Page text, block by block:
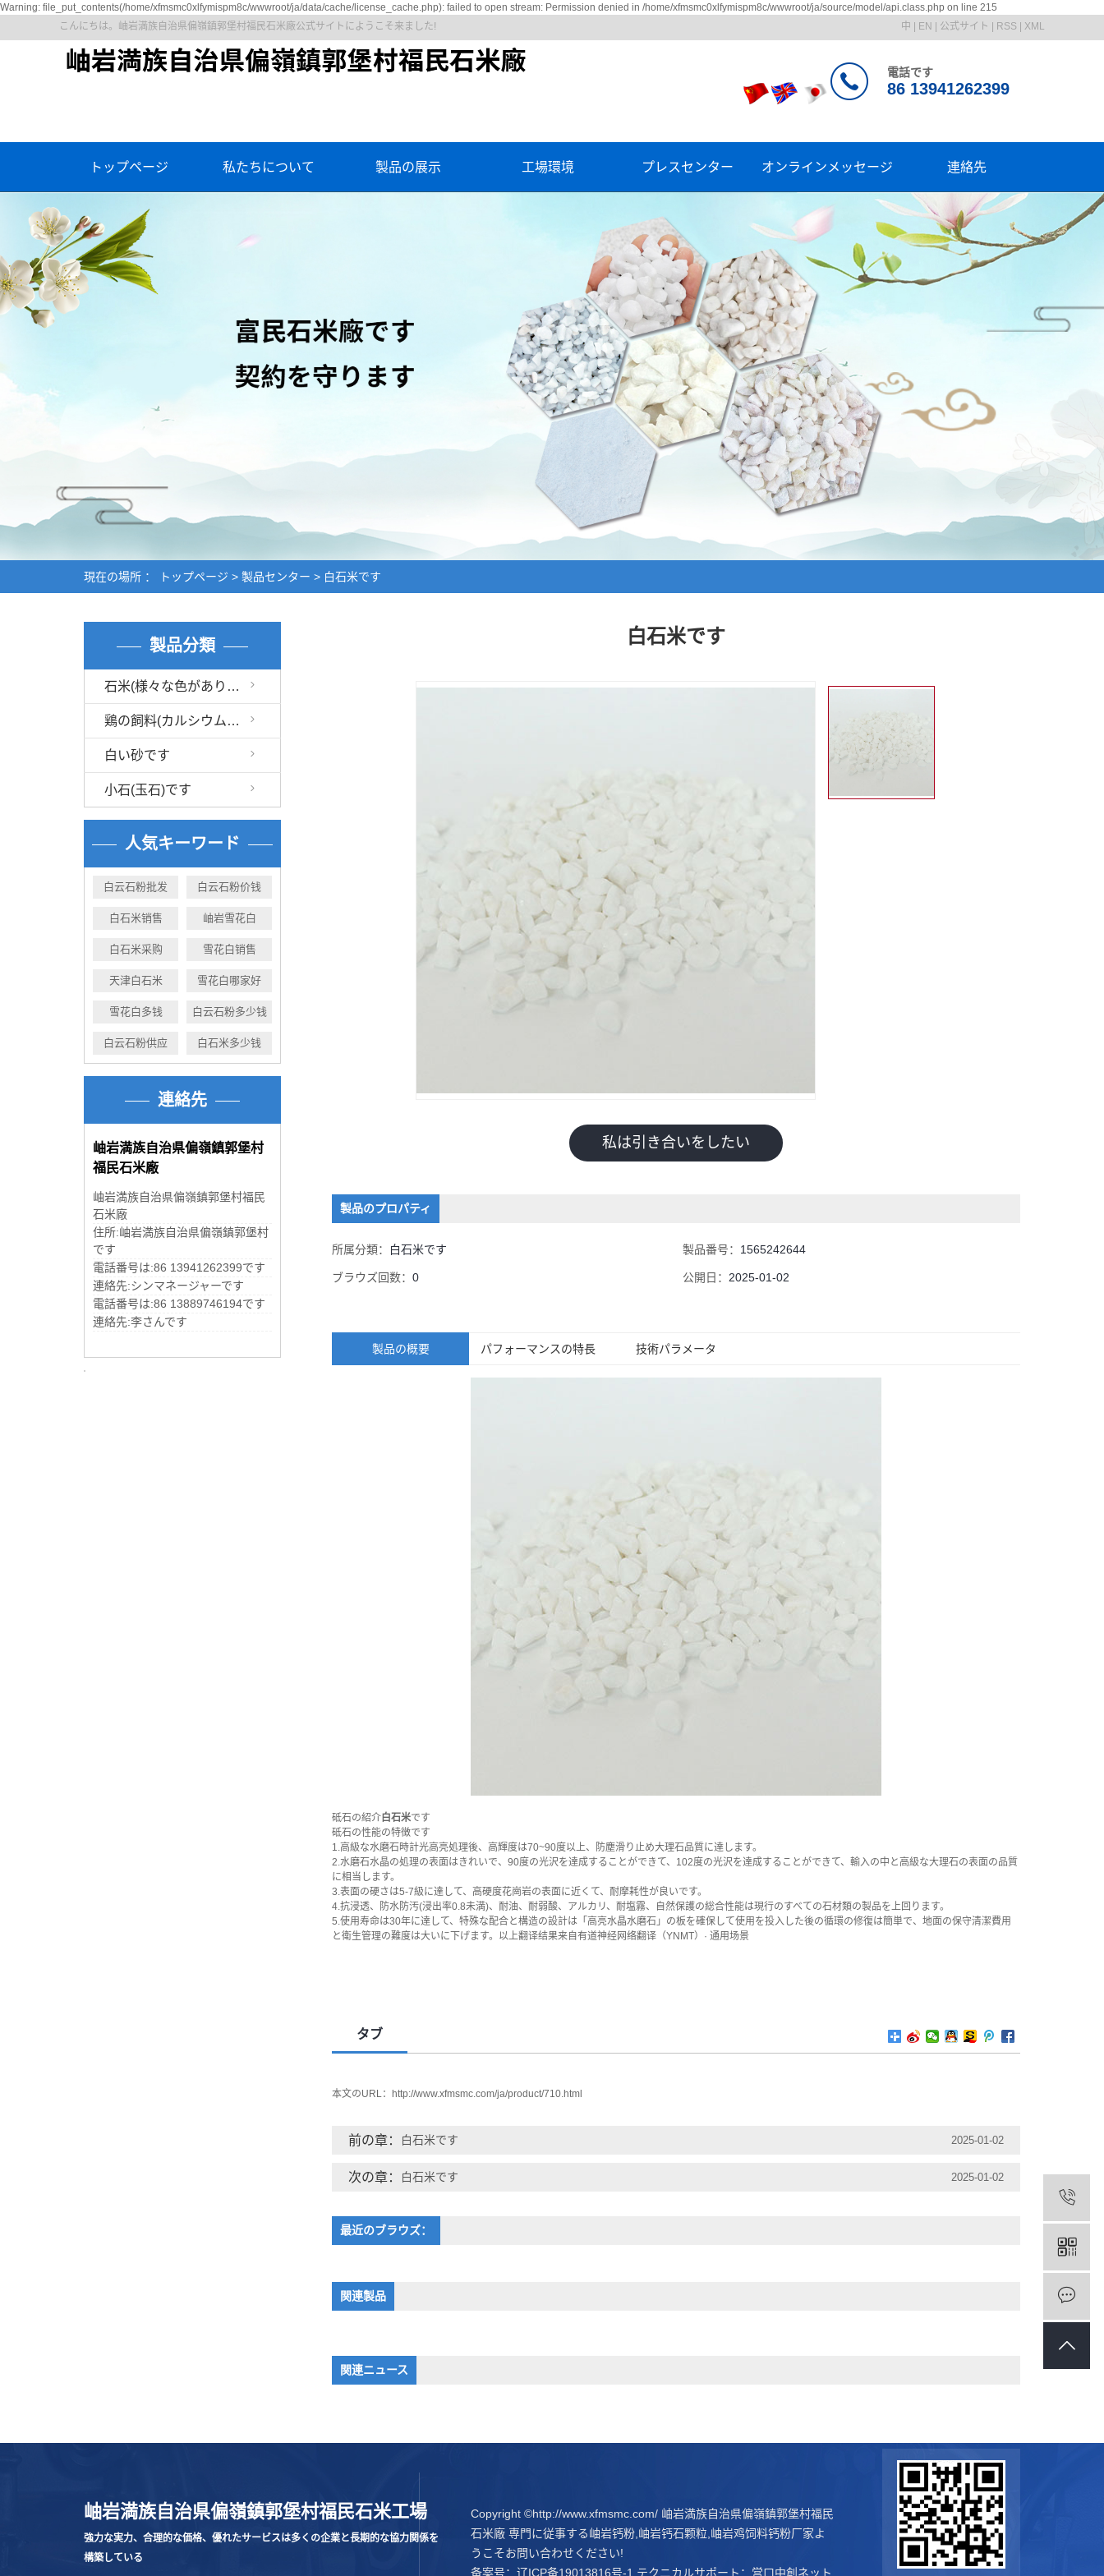
Warning: file_put_contents(/home/xfmsmc0xlfymispm8c/wwwroot/ja/data/cache/license_cache.php): failed to open stream: Permission denied in /home/xfmsmc0xlfymispm8c/wwwroot/ja/source/model/api.class.php on line 215
こんにちは。岫岩満族自治県偏嶺鎮郭堡村福民石米廠公式サイトにようこそ来ました!
中 EN 公式サイト RSS XML
電話です
86 13941262399
トップページ 私たちについて
企業文化
製品の展示
黄石米
红石米
鹅卵石（球石）
工場環境 プレスセンター
行业资讯
技术资讯
オンラインメッセージ 連絡先
現在の場所 ： トップページ > 製品センター > 白石米です
製品分類
石米(様々な色があります)
鶏の飼料(カルシウムの粉、粒カルシウム)です。
白い砂です
小石(玉石)です
人気キーワード
白云石粉批发 白云石粉价钱
白石米销售 岫岩雪花白
白石米采购 雪花白销售
天津白石米 雪花白哪家好
雪花白多钱 白云石粉多少钱
白云石粉供应 白石米多少钱
連絡先
岫岩満族自治県偏嶺鎮郭堡村
福民石米廠
岫岩満族自治県偏嶺鎮郭堡村福民
石米廠
住所:岫岩満族自治県偏嶺鎮郭堡村
です
電話番号は:86 13941262399です
連絡先:シンマネージャーです
電話番号は:86 13889746194です
連絡先:李さんです
白石米です
私は引き合いをしたい
製品のプロパティ
所属分類： 白石米です 製品番号： 1565242644
ブラウズ回数： 0 公開日： 2025-01-02
製品の概要 パフォーマンスの特長 技術パラメータ
砥石の紹介白石米です
砥石の性能の特徴です
1.高級な水磨石時計光高亮処理後、高輝度は70~90度以上、防塵滑り止め大理石品質に達します。
2.水磨石水晶の処理の表面はきれいで、90度の光沢を達成することができて、102度の光沢を達成することができて、輸入の中と高級な大理石の表面の品質
に相当します。
3.表面の硬さは5-7級に達して、高硬度花崗岩の表面に近くて、耐摩耗性が良いです。
4.抗浸透、防水防汚(浸出率0.8未満)、耐油、耐弱酸、アルカリ、耐塩霧、自然保護の総合性能は現行のすべての石材類の製品を上回ります。
5.使用寿命は30年に達して、特殊な配合と構造の設計は「高亮水晶水磨石」の板を確保して使用を投入した後の循環の修復は簡単で、地面の保守清潔費用
と衛生管理の難度は大いに下げます。以上翻译结果来自有道神经网络翻译（YNMT）· 通用场景
タブ
本文のURL： http://www.xfmsmc.com/ja/product/710.html
前の章： 白石米です 2025-01-02
次の章： 白石米です 2025-01-02
最近のブラウズ：
関連製品
関連ニュース
岫岩満族自治県偏嶺鎮郭堡村福民石米工場
強力な実力、合理的な価格、優れたサービスは多くの企業と長期的な協力関係を
構築している
Copyright ©http://www.xfmsmc.com/ 岫岩満族自治県偏嶺鎮郭堡村福民
石米廠 専門に従事する岫岩钙粉 岫岩钙石颗粒 岫岩鸡饲料钙粉厂家よ
うこそお問い合わせください!
备案号： 辽ICP备19013816号-1 テクニカルサポート： 営口中創ネット